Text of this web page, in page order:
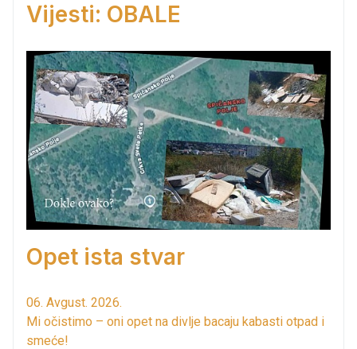
Vijesti: OBALE
Opet ista stvar
06. Avgust. 2026.
Mi očistimo – oni opet na divlje bacaju kabasti otpad i
smeće!